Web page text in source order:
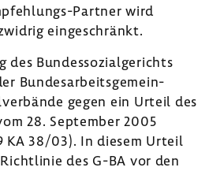
​Partner wird
einge­schränkt.
des Bundes­so­zi­al­ge­richts
Bundes­ar­beits­ge­mein­
gegen ein Urteil des
28. September 2005
KA 38/03). In diesem Urteil
des G-BA vor den